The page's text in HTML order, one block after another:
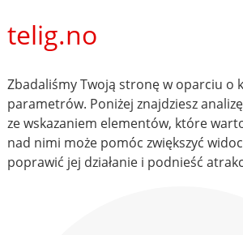
telig.no
Zbadaliśmy Twoją stronę w oparciu o
parametrów. Poniżej znajdziesz
ze wskazaniem elementów, które
nad nimi może pomóc zwiększyć
poprawić jej działanie i podnieść